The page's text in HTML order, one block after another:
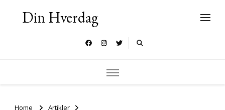
Din Hverdag
Home
Artikler